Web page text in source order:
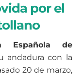
por el
Española de
andadura con la
20 de marzo,